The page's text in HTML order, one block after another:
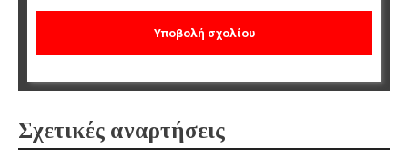
Σχετικές αναρτήσεις